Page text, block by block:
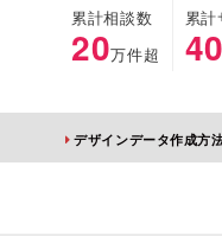
累計相談数
20万件超
累
デザインデータ作成方